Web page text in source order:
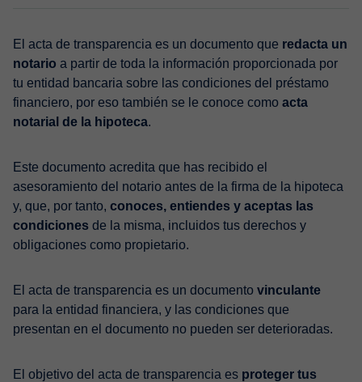
El acta de transparencia es un documento que redacta un
notario a partir de toda la información proporcionada por
tu entidad bancaria sobre las condiciones del préstamo
financiero, por eso también se le conoce como acta
notarial de la hipoteca.
Este documento acredita que has recibido el
asesoramiento del notario antes de la firma de la hipoteca
y, que, por tanto, conoces, entiendes y aceptas las
condiciones de la misma, incluidos tus derechos y
obligaciones como propietario.
El acta de transparencia es un documento vinculante
para la entidad financiera, y las condiciones que
presentan en el documento no pueden ser deterioradas.
El objetivo del acta de transparencia es proteger tus